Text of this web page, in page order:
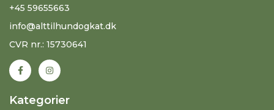
+45 59655663
info@alttilhundogkat.dk
CVR nr.: 15730641
Kategorier